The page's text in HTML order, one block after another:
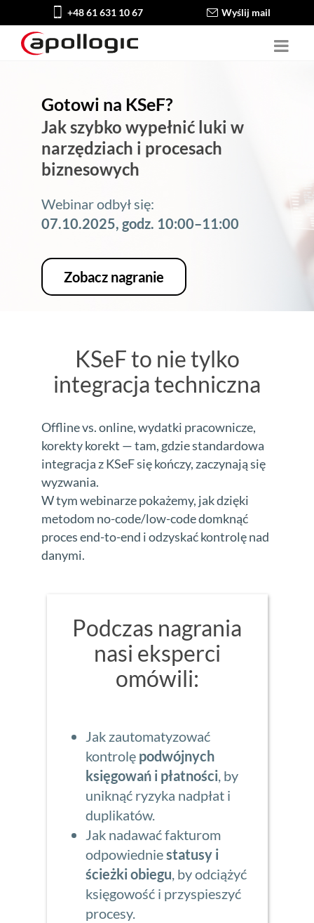
+48 61 631 10 67 Wyślij mail
Gotowi na KSeF?
Jak szybko wypełnić luki w
narzędziach i procesach
biznesowych
Webinar odbył się:
07.10.2025, godz. 10:00–11:00
Zobacz nagranie
KSeF to nie tylko
integracja techniczna
Offline vs. online, wydatki pracownicze,
korekty korekt — tam, gdzie standardowa
integracja z KSeF się kończy, zaczynają się
wyzwania.
W tym webinarze pokażemy, jak dzięki
metodom no-code/low-code domknąć
proces end-to-end i odzyskać kontrolę nad
danymi.
Podczas nagrania
nasi eksperci
omówili:
Jak zautomatyzować
kontrolę podwójnych
księgowań i płatności, by
uniknąć ryzyka nadpłat i
duplikatów.
Jak nadawać fakturom
odpowiedniestatusy i
ścieżki obiegu , by odciążyć
księgowość i przyspieszyć
procesy.